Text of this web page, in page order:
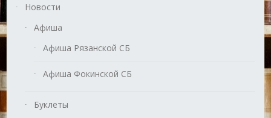
Новости
Афиша
Афиша Рязанской СБ
Афиша Фокинской СБ
Буклеты